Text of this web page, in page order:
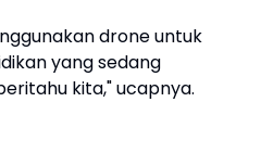
drone untuk
yang sedang
kita," ucapnya.